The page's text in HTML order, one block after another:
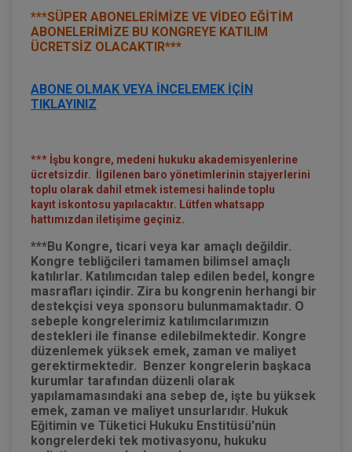
***SÜPER ABONELERİMİZE VE VİDEO EĞİTİM
ABONELERİMİZE BU KONGREYE KATILIM
ÜCRETSİZ OLACAKTIR***
ABONE OLMAK VEYA İNCELEMEK İÇİN
TIKLAYINIZ
*** İşbu kongre, medeni hukuku akademisyenlerine
ücretsizdir. İlgilenen baro yönetimlerinin stajyerlerini
toplu olarak dahil etmek istemesi halinde toplu
kayıt iskontosu yapılacaktır. Lütfen whatsapp
hattımızdan iletişime geçiniz.
***Bu Kongre, ticari veya kar amaçlı değildir.
Kongre tebliğcileri tamamen bilimsel amaçlı
katılırlar. Katılımcıdan talep edilen bedel, kongre
masrafları içindir. Zira bu kongrenin herhangi bir
destekçisi veya sponsoru bulunmamaktadır. O
sebeple kongrelerimiz katılımcılarımızın
destekleri ile finanse edilebilmektedir. Kongre
düzenlemek yüksek emek, zaman ve maliyet
gerektirmektedir. Benzer kongrelerin başkaca
kurumlar tarafından düzenli olarak
yapılamamasındaki ana sebep de, işte bu yüksek
emek, zaman ve maliyet unsurlarıdır. Hukuk
Eğitimin ve Tüketici Hukuku Enstitüsü'nün
kongrelerdeki tek motivasyonu, hukuku